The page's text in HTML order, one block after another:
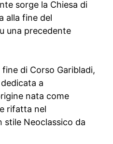
sorge la Chiesa di
alla fine del
una precedente
di Corso Garibladi,
a
nata come
rifatta nel
stile Neoclassico da